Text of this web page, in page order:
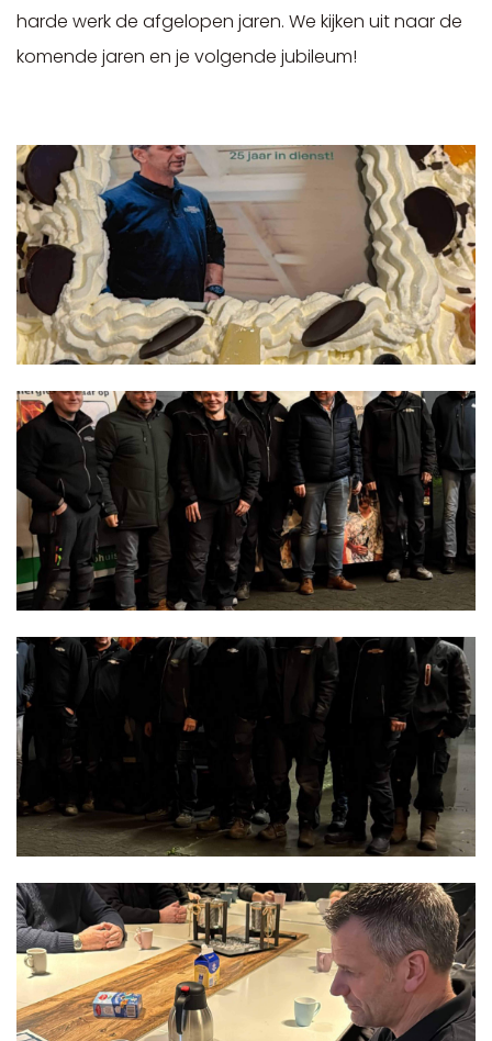
harde werk de afgelopen jaren. We kijken uit naar de
komende jaren en je volgende jubileum!